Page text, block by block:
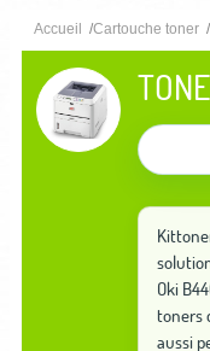
Accueil Cartouche toner
Oki
toners
aussi